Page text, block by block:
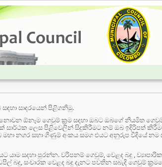
සාදරයෙන් පිළිගනිමු.
ඕනෑම ගෙවුම් ක්‍රම සදහා ඔබට ඔබගේ නියමිත
සාර්ථක ලෙස පිළිවෙලින් සිදුකිරීමට නම් ඔබ ඉදිරිපත්
අංකය සමග එයට අනුරුප වීදියේ නම සහ
යාම සදහා පුරන්න. වරිපනම් ගෙවුම්, වෙළද බදු ,
වෙළදපල බදු , නිවාස බදු , වෙළදසැල් සහ කඩපිල් බදු, සංචාරක වෙළද බදු දැනට පවතින සබැදි ගෙවුම්